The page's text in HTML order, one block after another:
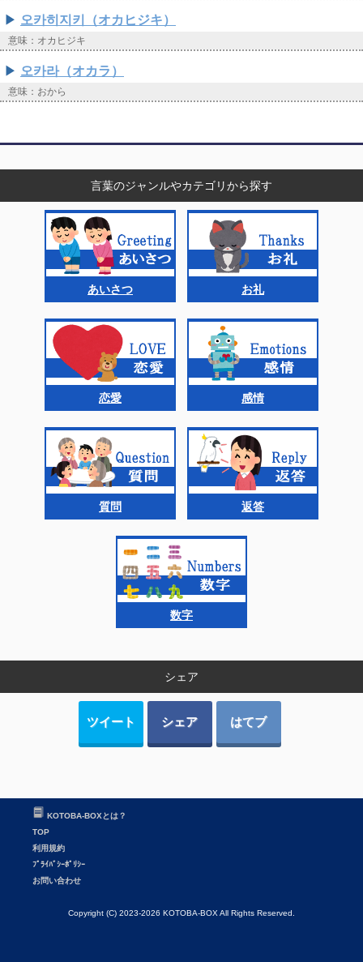
오카히지키（オカヒジキ）
意味：オカヒジキ
오카라（オカラ）
意味：おから
言葉のジャンルやカテゴリから探す
あいさつ お礼
恋愛 感情
質問 返答
数字
シェア
ツイート シェア はてブ
KOTOBA-BOXとは？
TOP
利用規約
ﾌﾟﾗｲﾊﾞｼｰﾎﾟﾘｼｰ
お問い合わせ
Copyright (C) 2023-2026 KOTOBA-BOX All Rights Reserved.